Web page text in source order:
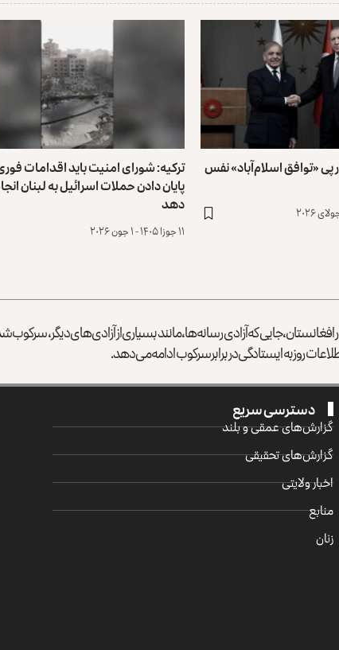
پی «توافق اسلام‌آباد» نفس ترکیه: شورای امنیت باید اقدامات
پایان دادن حملات اسرائیل به لبنان
دهد
۱۱ جوزا ۱۴۰۵ - ۱ جون ۲۰۲۶
افغانستان، جایی که آزادی رسانه‌ها، مانند بسیاری از آزادی‌های دیگر،
روز به ایستادگی در برابر سرکوب ادامه می‌دهد.
دسترسی سریع
گزارش‌‌های عمقی و بلند
گزارش‌های تحقیقی
اخبار ولایتی
منابع
زنان